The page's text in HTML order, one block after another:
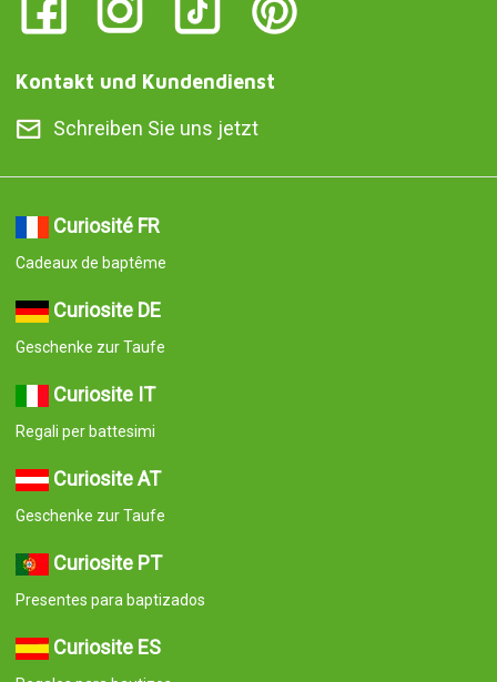
Kontakt und Kundendienst
Schreiben Sie uns jetzt
Curiosité FR
Cadeaux de baptême
Curiosite DE
Geschenke zur Taufe
Curiosite IT
Regali per battesimi
Curiosite AT
Geschenke zur Taufe
Curiosite PT
Presentes para baptizados
Curiosite ES